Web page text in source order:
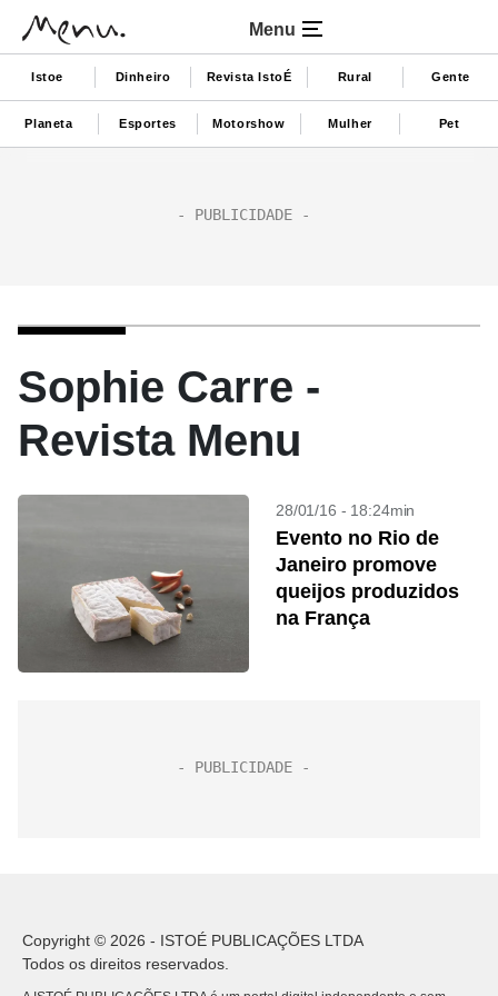
Menu
Istoe Dinheiro Revista IstoÉ Rural Gente
Planeta Esportes Motorshow Mulher Pet
Sophie Carre -
Revista Menu
28/01/16 - 18:24min
Evento no Rio de
Janeiro promove
queijos produzidos
na França
Copyright © 2026 - ISTOÉ PUBLICAÇÕES LTDA
Todos os direitos reservados.